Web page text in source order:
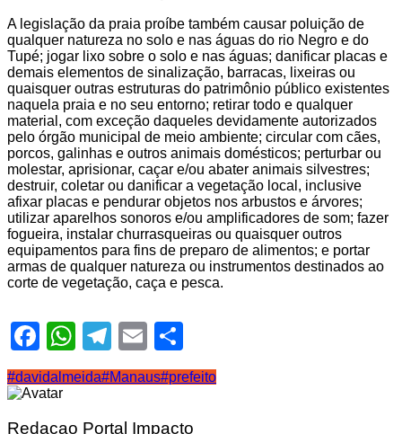
A legislação da praia proíbe também causar poluição de
qualquer natureza no solo e nas águas do rio Negro e do
Tupé; jogar lixo sobre o solo e nas águas; danificar placas e
demais elementos de sinalização, barracas, lixeiras ou
quaisquer outras estruturas do patrimônio público existentes
naquela praia e no seu entorno; retirar todo e qualquer
material, com exceção daqueles devidamente autorizados
pelo órgão municipal de meio ambiente; circular com cães,
porcos, galinhas e outros animais domésticos; perturbar ou
molestar, aprisionar, caçar e/ou abater animais silvestres;
destruir, coletar ou danificar a vegetação local, inclusive
afixar placas e pendurar objetos nos arbustos e árvores;
utilizar aparelhos sonoros e/ou amplificadores de som; fazer
fogueira, instalar churrasqueiras ou quaisquer outros
equipamentos para fins de preparo de alimentos; e portar
armas de qualquer natureza ou instrumentos destinados ao
corte de vegetação, caça e pesca.
Facebook
WhatsApp
Telegram
Email
#davidalmeida#Manaus#prefeito
Redacao Portal Impacto